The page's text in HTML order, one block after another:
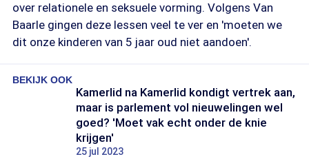
over relationele en seksuele vorming. Volgens Van
Baarle gingen deze lessen veel te ver en 'moeten we
dit onze kinderen van 5 jaar oud niet aandoen'.
BEKIJK OOK
Kamerlid na Kamerlid kondigt vertrek aan,
maar is parlement vol nieuwelingen wel
goed? 'Moet vak echt onder de knie
krijgen'
25 jul 2023